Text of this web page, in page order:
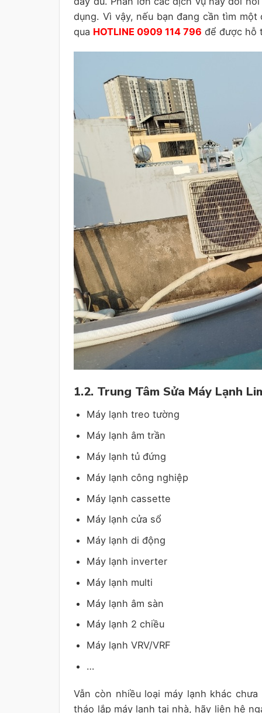
dụng. Vì vậy, nếu bạn đang cần tìm
qua HOTLINE 0909 114 796 để được hỗ
1.2. Trung Tâm Sửa Máy Lạnh
Máy lạnh treo tường
Máy lạnh âm trần
Máy lạnh tủ đứng
Máy lạnh công nghiệp
Máy lạnh cassette
Máy lạnh cửa sổ
Máy lạnh di động
Máy lạnh inverter
Máy lạnh multi
Máy lạnh âm sàn
Máy lạnh 2 chiều
Máy lạnh VRV/VRF
…
Vẫn còn nhiều loại máy lạnh khác
tháo lắp máy lạnh tại nhà, hãy liên hệ